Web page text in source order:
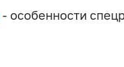
- особенности